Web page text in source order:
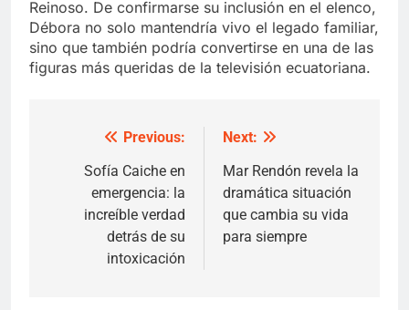
Reinoso. De confirmarse su inclusión en el elenco,
Débora no solo mantendría vivo el legado familiar,
sino que también podría convertirse en una de las
figuras más queridas de la televisión ecuatoriana.
navigation
Previous:
Sofía Caiche en
emergencia: la
increíble verdad
detrás de su
intoxicación
Next:
Mar Rendón revela la
dramática situación
que cambia su vida
para siempre